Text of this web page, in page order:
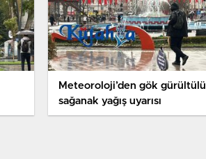
Meteoroloji’den gök gürültülü
sağanak yağış uyarısı